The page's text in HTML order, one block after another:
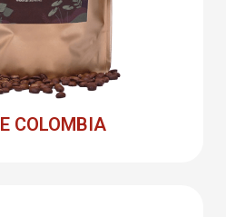
COLOMBIA